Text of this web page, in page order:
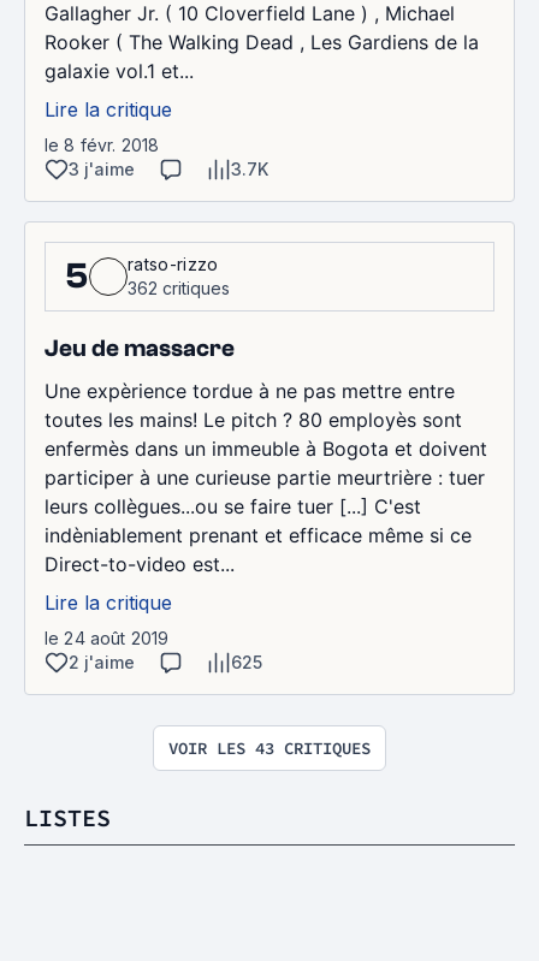
Gallagher Jr. ( 10 Cloverfield Lane ) , Michael
Rooker ( The Walking Dead , Les Gardiens de la
galaxie vol.1 et...
Lire la critique
le 8 févr. 2018
3 j'aime
3.7K
5
ratso-rizzo
362 critiques
Jeu de massacre
Une expèrience tordue à ne pas mettre entre
toutes les mains! Le pitch ? 80 employès sont
enfermès dans un immeuble à Bogota et doivent
participer à une curieuse partie meurtrière : tuer
leurs collègues...ou se faire tuer [...] C'est
indèniablement prenant et efficace même si ce
Direct-to-video est...
Lire la critique
le 24 août 2019
2 j'aime
625
VOIR LES 43 CRITIQUES
LISTES